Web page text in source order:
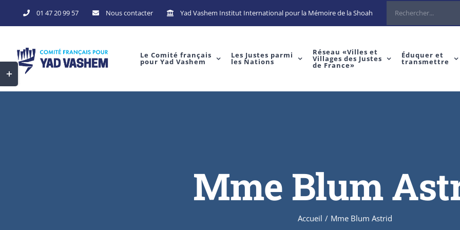
to
01 47 20 99 57 Nous contacter Yad Vashem Institut International pour la Mémoire de la Shoah Rechercher
Le Comité français
pour Yad Vashem
Les Justes parmi
les Nations
Réseau «Villes et
Villages des Justes
de France»
Éduquer et
transmettre
Mme Blum
Accueil / Mme Blum Astrid
Toggle
Sliding